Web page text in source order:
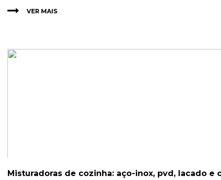
VER MAIS
Misturadoras de cozinha: aço-inox, pvd, lacado e